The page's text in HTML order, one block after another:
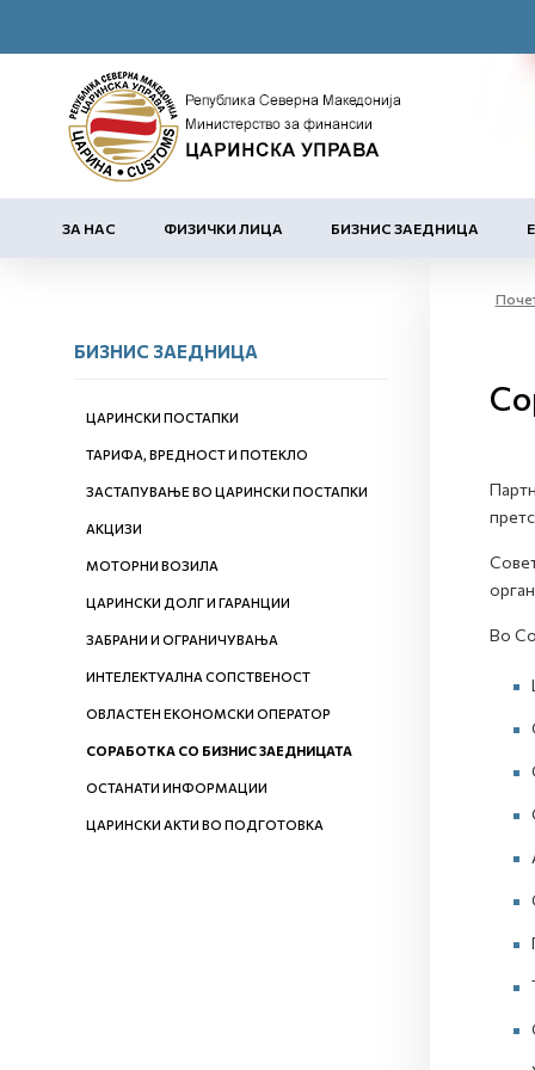
ЗА НАС ФИЗИЧКИ ЛИЦА БИЗНИС ЗАЕДНИЦА
БИЗНИС ЗАЕДНИЦА
ЦАРИНСКИ ПОСТАПКИ
ТАРИФА, ВРЕДНОСТ И ПОТЕКЛО
ЗАСТАПУВАЊЕ ВО ЦАРИНСКИ ПОСТАПКИ
АКЦИЗИ
МОТОРНИ ВОЗИЛА
ЦАРИНСКИ ДОЛГ И ГАРАНЦИИ
ЗАБРАНИ И ОГРАНИЧУВАЊА
ИНТЕЛЕКТУАЛНА СОПСТВЕНОСТ
ОВЛАСТЕН ЕКОНОМСКИ ОПЕРАТОР
СОРАБОТКА СО БИЗНИС ЗАЕДНИЦАТА
ОСТАНАТИ ИНФОРМАЦИИ
ЦАРИНСКИ АКТИ ВО ПОДГОТОВКА
Во